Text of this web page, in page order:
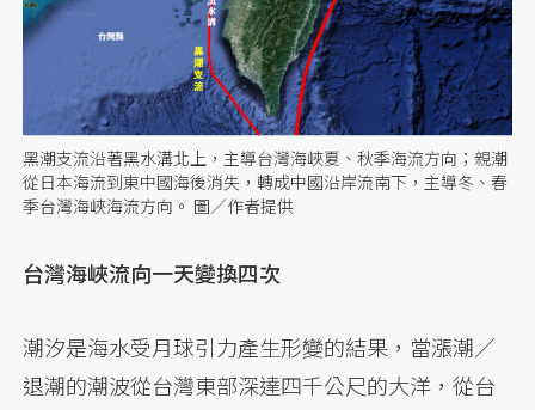
黑潮支流沿著黑水溝北上，主導台灣海峽夏、秋季海流方向；親潮
從日本海流到東中國海後消失，轉成中國沿岸流南下，主導冬、春
季台灣海峽海流方向。 圖／作者提供
台灣海峽流向一天變換四次
潮汐是海水受月球引力產生形變的結果，當漲潮／
退潮的潮波從台灣東部深達四千公尺的大洋，從台